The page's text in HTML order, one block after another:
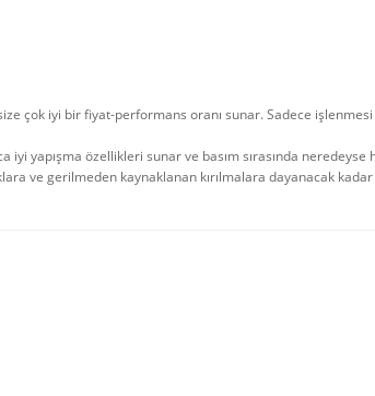
çok iyi bir fiyat-performans oranı sunar. Sadece
yapışma özellikleri sunar ve basım sırasında
ve gerilmeden kaynaklanan kırılmalara dayanacak